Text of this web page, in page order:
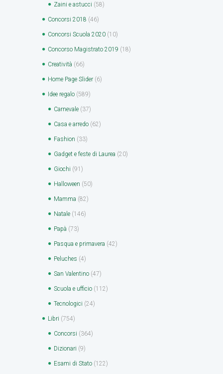
Zaini e astucci (58)
Concorsi 2018 (46)
Concorsi Scuola 2020 (10)
Concorso Magistrato 2019 (18)
Creatività (66)
Home Page Slider (6)
Idee regalo (589)
Carnevale (37)
Casa e arredo (62)
Fashion (33)
Gadget e feste di Laurea (20)
Giochi (91)
Halloween (50)
Mamma (82)
Natale (146)
Papà (73)
Pasqua e primavera (42)
Peluches (4)
San Valentino (47)
Scuola e ufficio (112)
Tecnologici (24)
Libri (754)
Concorsi (364)
Dizionari (9)
Esami di Stato (122)